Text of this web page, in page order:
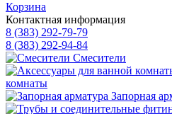
Корзина
Контактная информация
8 (383) 292-79-79
8 (383) 292-94-84
Смесители
комнаты
Запорная